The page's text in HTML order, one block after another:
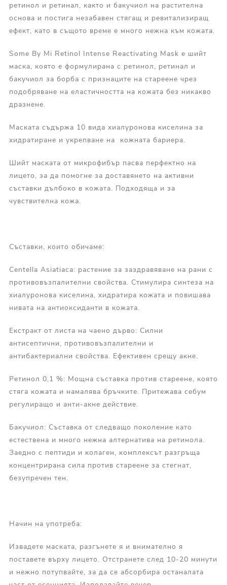
ретинол и ретинал, както и бакучиол на растителна
основа и постига незабавен стягащ и ревитализиращ
ефект, като в същото време е много нежна към кожата.
Some By Mi Retinol Intense Reactivating Mask е шийт
маска, която е формулирана с ретинол, ретинал и
бакучиол за борба с признаците на стареене чрез
подобряване на еластичността на кожата без никакво
дразнене.
Маската съдържа 10 вида хиалуронова киселина за
хидратиране и укрепване на кожната бариера.
Шийт маската от микрофибър пасва перфектно на
лицето, за да помогне за доставянето на активни
съставки дълбоко в кожата. Подходяща и за
чувствителна кожа.
Съставки, които обичаме:
Centella Asiatiaca: растение за заздравяване на рани с
противовъзпалителни свойства. Стимулира синтеза на
хиалуронова киселина, хидратира кожата и повишава
нивата на антиоксиданти в кожата.
Екстракт от листа на чаено дърво: Силни
антисептични, противовъзпалителни и
антибактериални свойства. Ефективен срещу акне.
Ретинол 0,1 %: Мощна съставка против стареене, която
стяга кожата и намалява бръчките. Притежава себум
регулиращо и анти-акне действие.
Бакучиол: Съставка от следващо поколение като
естествена и много нежна алтернатива на ретинола.
Заедно с пептиди и колаген, комплексът разгръща
концентрирана сила против стареене за стегнат,
безупречен тен.
Начин на употреба:
Извадете маската, разгънете я и внимателно я
поставете върху лицето. Отстранете след 10-20 минути
и нежно потупвайте, за да се абсорбира останалата